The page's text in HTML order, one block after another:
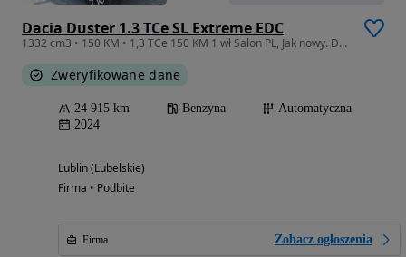
Dacia Duster 1.3 TCe SL Extreme EDC
1332 cm3 • 150 KM • 1,3 TCe 150 KM 1 wł Salon PL, Jak nowy. DEALER FORDA
Zweryfikowane dane
24 915 km Benzyna
Automatyczna
2024
Lublin (Lubelskie)
Firma • Podbite
Firma Zobacz ogłoszenia